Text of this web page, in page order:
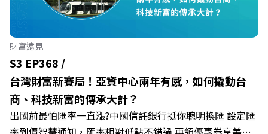
零售業如何落實「EP100」能效倍增計畫？ 🔺成功推動育
嬰留停、男同仁樂意成家！驚豔業界的「生育代理人制度」
🔺最有人情味的文化橋梁！從社會創新到經典「日本展」的
共好實踐 主持人／遠見雜誌副社長兼遠見智庫總編輯 李建
興 與談人／遠東SOGO百貨董事長 黃晴雯 +++++ 🫧清除腦
袋的盲點，也順手理清生活的雜亂。 點開看質感養成術>>
https://gvmkt.pse.is/9al3px ✨關注《遠見》更多的社群：
LINE：https://reurl.cc/A4ELQp IG：
財富遠見
S3 EP368 /
台灣財富新賽局！亞資中心兩年有感，如何撬動台
商、科技新富的傳承大計？
出國前最怕匯率一直漲?中國信託銀行挺你聰明換匯 設定匯